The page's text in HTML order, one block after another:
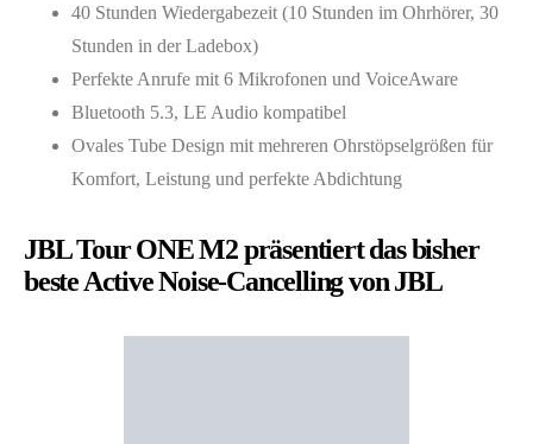
40 Stunden Wiedergabezeit (10 Stunden im Ohrhörer, 30
Stunden in der Ladebox)
Perfekte Anrufe mit 6 Mikrofonen und VoiceAware
Bluetooth 5.3, LE Audio kompatibel
Ovales Tube Design mit mehreren Ohrstöpselgrößen für
Komfort, Leistung und perfekte Abdichtung
JBL Tour ONE M2 präsentiert das bisher
beste Active Noise-Cancelling von JBL